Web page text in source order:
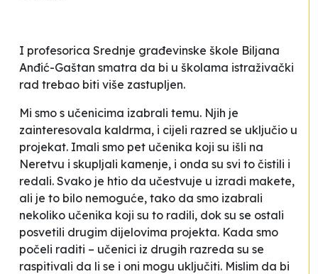
I profesorica Srednje građevinske škole Biljana
Anđić-Gaštan smatra da bi u školama istraživački
rad trebao biti više zastupljen.
Mi smo s učenicima izabrali temu. Njih je
zainteresovala kaldrma, i cijeli razred se uključio u
projekat. Imali smo pet učenika koji su išli na
Neretvu i skupljali kamenje, i onda su svi to čistili i
redali. Svako je htio da učestvuje u izradi makete,
ali je to bilo nemoguće, tako da smo izabrali
nekoliko učenika koji su to radili, dok su se ostali
posvetili drugim dijelovima projekta. Kada smo
počeli raditi – učenici iz drugih razreda su se
raspitivali da li se i oni mogu uključiti. Mislim da bi